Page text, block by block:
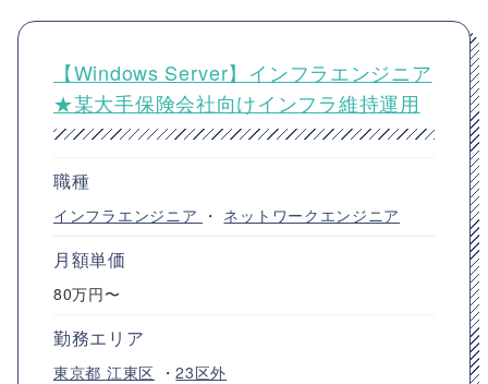
【Windows Server】インフラエンジニア
★某大手保険会社向けインフラ維持運用
職種
インフラエンジニア ・ ネットワークエンジニア
月額単価
80万円〜
勤務エリア
東京都 江東区 ・23区外